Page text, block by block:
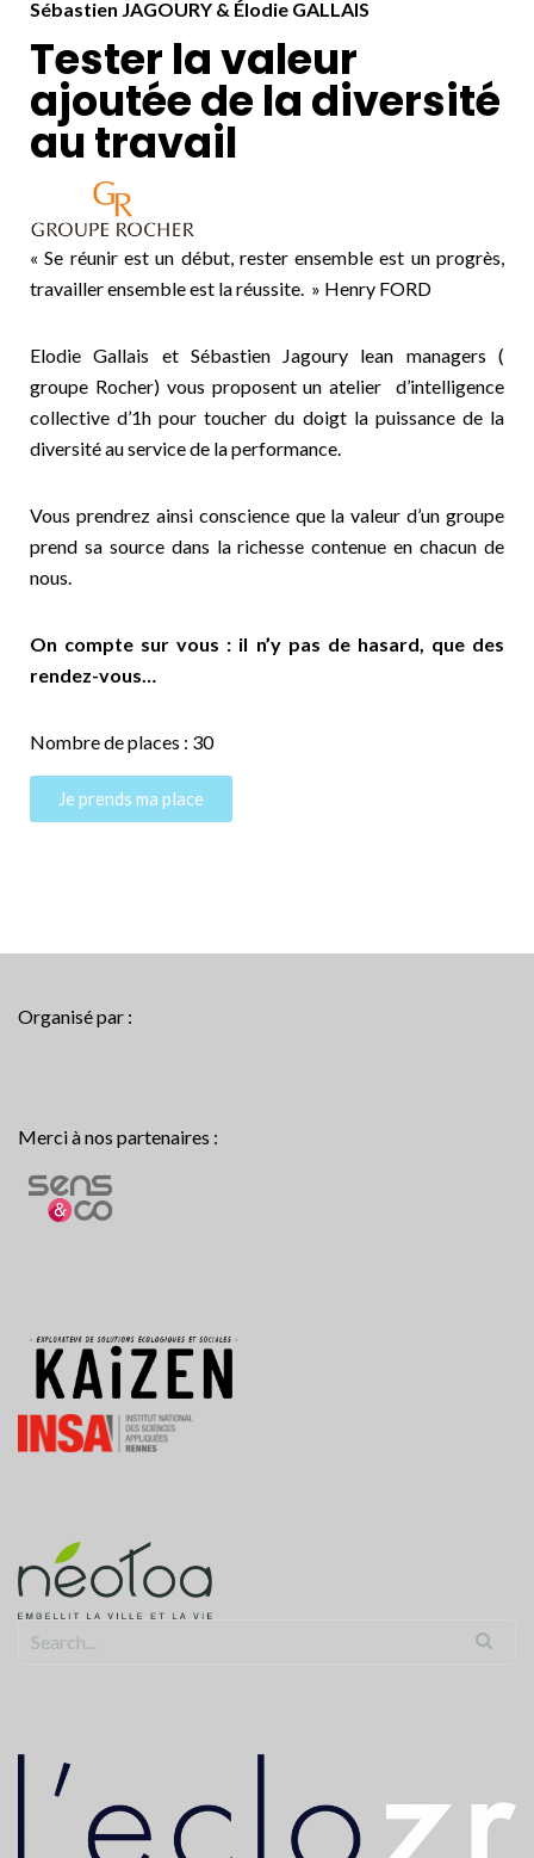
Sébastien JAGOURY & Élodie GALLAIS
Tester la valeur
ajoutée de la diversité
au travail
« Se réunir est un début, rester ensemble est un progrès,
travailler ensemble est la réussite. » Henry FORD
Elodie Gallais et Sébastien Jagoury lean managers (
groupe Rocher) vous proposent un atelier d’intelligence
collective d’1h pour toucher du doigt la puissance de la
diversité au service de la performance.
Vous prendrez ainsi conscience que la valeur d’un groupe
prend sa source dans la richesse contenue en chacun de
nous.
On compte sur vous : il n’y pas de hasard, que des
rendez-vous…
Nombre de places : 30
Je prends ma place
Organisé par :
Merci à nos partenaires :